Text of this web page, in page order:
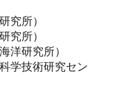
究所）
究所）
洋研究所）
学技術研究セン